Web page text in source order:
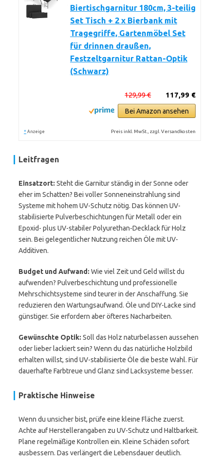
Biertischgarnitur 180cm, 3-teilig
Set Tisch + 2 x Bierbank mit
Tragegriffe, Gartenmöbel Set
für drinnen draußen,
Festzeltgarnitur Rattan-Optik
(Schwarz)
117,99 €
129,99 €
Bei Amazon ansehen
* Anzeige Preis inkl. MwSt., zzgl. Versandkosten
Leitfragen
Einsatzort: Steht die Garnitur ständig in der Sonne oder
eher im Schatten? Bei voller Sonneneinstrahlung sind
Systeme mit hohem UV-Schutz nötig. Das können UV-
stabilisierte Pulverbeschichtungen für Metall oder ein
Epoxid- plus UV-stabiler Polyurethan-Decklack für Holz
sein. Bei gelegentlicher Nutzung reichen Öle mit UV-
Additiven.
Budget und Aufwand: Wie viel Zeit und Geld willst du
aufwenden? Pulverbeschichtung und professionelle
Mehrschichtsysteme sind teurer in der Anschaffung. Sie
reduzieren den Wartungsaufwand. Öle und DIY-Lacke sind
günstiger. Sie erfordern aber öfteres Nacharbeiten.
Gewünschte Optik: Soll das Holz naturbelassen aussehen
oder lieber lackiert sein? Wenn du das natürliche Holzbild
erhalten willst, sind UV-stabilisierte Öle die beste Wahl. Für
dauerhafte Farbtreue und Glanz sind Lacksysteme besser.
Praktische Hinweise
Wenn du unsicher bist, prüfe eine kleine Fläche zuerst.
Achte auf Herstellerangaben zu UV-Schutz und Haltbarkeit.
Plane regelmäßige Kontrollen ein. Kleine Schäden sofort
ausbessern. Das verlängert die Lebensdauer deutlich.